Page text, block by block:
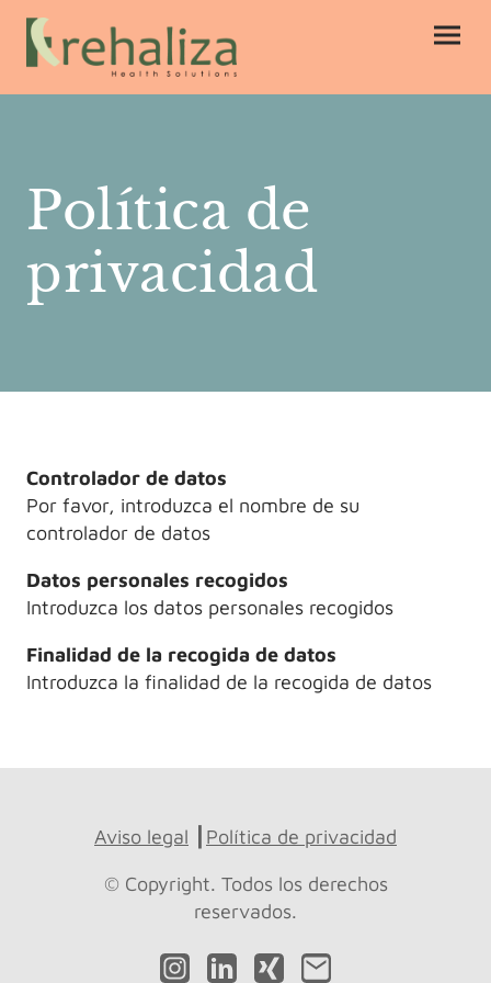
Política de
privacidad
Controlador de datos
Por favor, introduzca el nombre de su
controlador de datos
Datos personales recogidos
Introduzca los datos personales recogidos
Finalidad de la recogida de datos
Introduzca la finalidad de la recogida de datos
Aviso legal Política de privacidad
© Copyright. Todos los derechos
reservados.